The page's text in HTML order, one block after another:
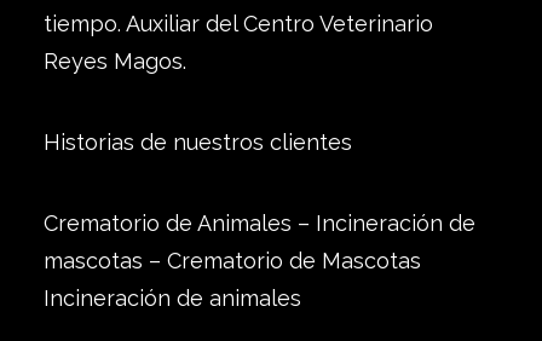
tiempo. Auxiliar del Centro Veterinario
Reyes Magos.
Historias de nuestros clientes
Crematorio de Animales – Incineración de
mascotas – Crematorio de Mascotas
Incineración de animales